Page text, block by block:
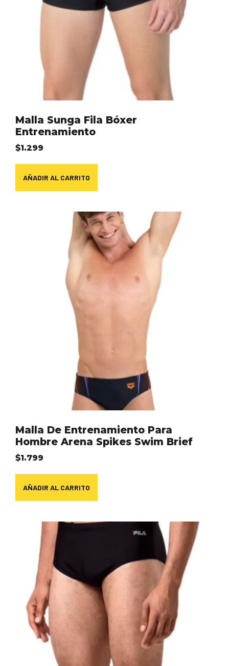
Malla Sunga Fila Bóxer
Entrenamiento
$1.299
AÑADIR AL CARRITO
Malla De Entrenamiento Para
Hombre Arena Spikes Swim Brief
$1.799
AÑADIR AL CARRITO